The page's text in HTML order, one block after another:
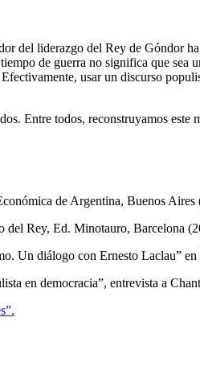
del liderazgo del Rey de Góndor
de guerra no significa que sea
Efectivamente, usar un discurso
Entre todos, reconstruyamos
de Argentina, Buenos Aires
del Rey, Ed. Minotauro, Barcelona
Un diálogo con Ernesto Laclau” en
en democracia”, entrevista a